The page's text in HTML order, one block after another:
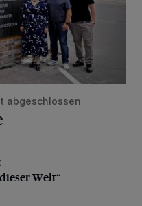
abgeschlossen
Welt“
Welt“